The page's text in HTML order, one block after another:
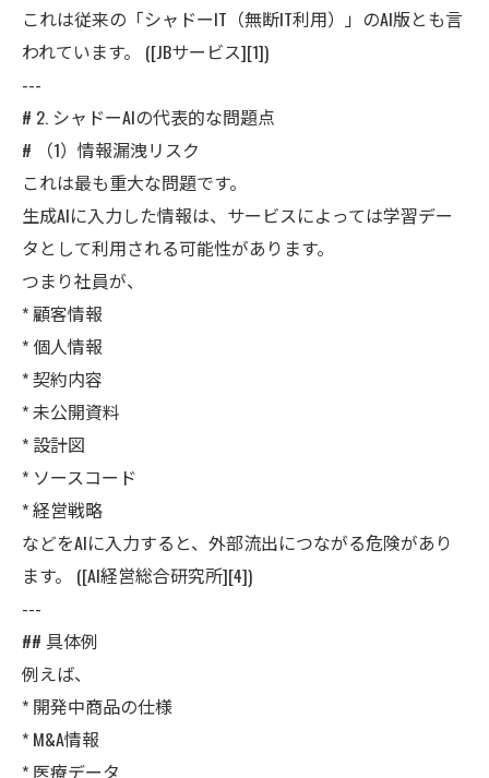
これは従来の「シャドーIT（無断IT利用）」のAI版とも言
われています。 ([JBサービス][1])
---
# 2. シャドーAIの代表的な問題点
# （1）情報漏洩リスク
これは最も重大な問題です。
生成AIに入力した情報は、サービスによっては学習デー
タとして利用される可能性があります。
つまり社員が、
* 顧客情報
* 個人情報
* 契約内容
* 未公開資料
* 設計図
* ソースコード
* 経営戦略
などをAIに入力すると、外部流出につながる危険があり
ます。 ([AI経営総合研究所][4])
---
## 具体例
例えば、
* 開発中商品の仕様
* M&A情報
* 医療データ